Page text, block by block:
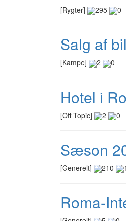
[Rygter] 295 0
Salg af
[Kampe] 2 0
Hotel i
[Off Topic] 2 0
Sæson
[Generelt] 210 1
Roma-